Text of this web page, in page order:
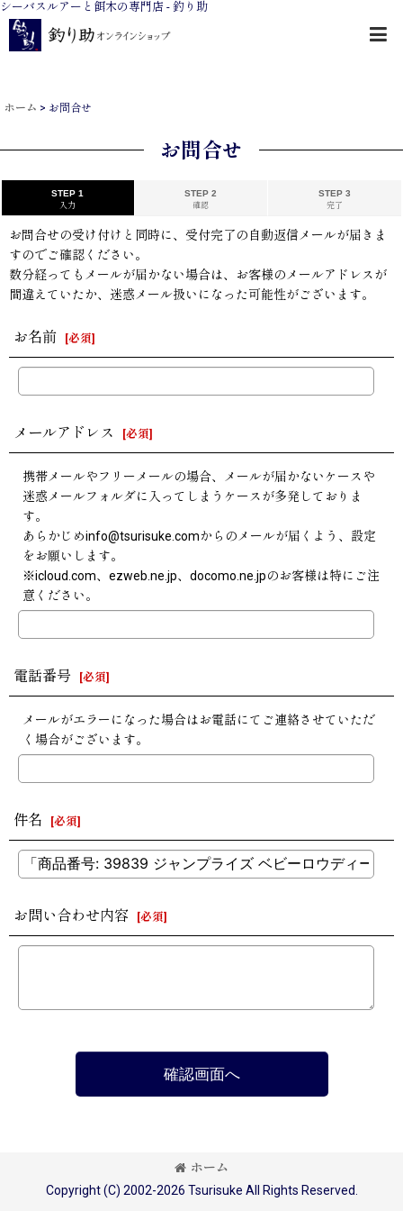
シーバスルアーと餌木の専門店 - 釣り助
ホーム > お問合せ
お問合せ
STEP 1
入力
STEP 2
確認
STEP 3
完了
お問合せの受け付けと同時に、受付完了の自動返信メールが届きま
すのでご確認ください。
数分経ってもメールが届かない場合は、お客様のメールアドレスが
間違えていたか、迷惑メール扱いになった可能性がございます。
お名前 [必須]
メールアドレス [必須]
携帯メールやフリーメールの場合、メールが届かないケースや
迷惑メールフォルダに入ってしまうケースが多発しておりま
す。
あらかじめinfo@tsurisuke.comからのメールが届くよう、設定
をお願いします。
※icloud.com、ezweb.ne.jp、docomo.ne.jpのお客様は特にご注
意ください。
電話番号 [必須]
メールがエラーになった場合はお電話にてご連絡させていただ
く場合がございます。
件名 [必須]
お問い合わせ内容 [必須]
確認画面へ
ホーム
Copyright (C) 2002-2026 Tsurisuke All Rights Reserved.